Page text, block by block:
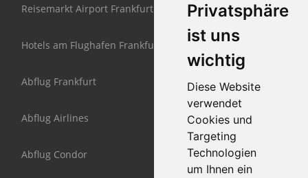
Privatsphäre
ist uns
wichtig
Diese Website
verwendet
Cookies und
Targeting
Technologien
um Ihnen ein
Reisemarkt Airport Frankfurt
Hotels am Flughafen Frankfurt
Abflug Frankfurt
Abflug Airlines
Abflug Condor